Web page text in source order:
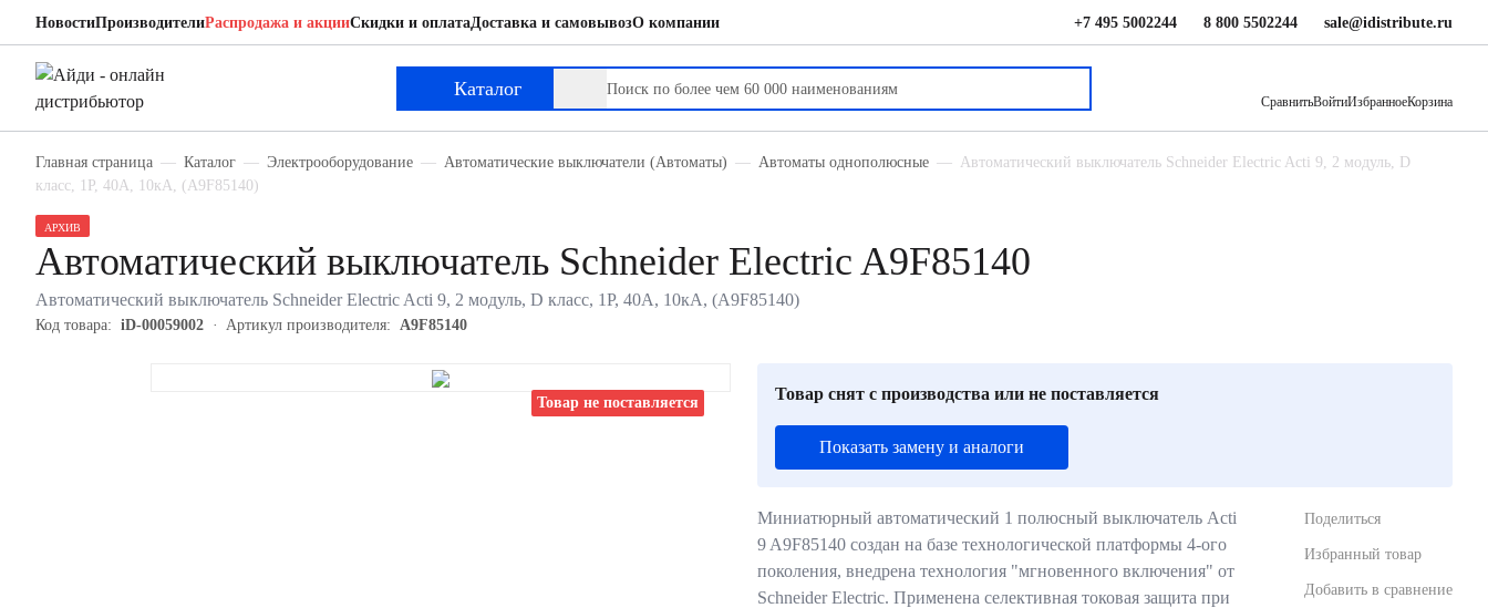
НовостиПроизводителиРаспродажа и акцииСкидки и оплатаДоставка и самовывозО компании +7 495 5002244 8 800 5502244 sale@idistribute.ru
Каталог
СравнитьВойтиИзбранноеКорзина
Главная страница Каталог Электрооборудование Автоматические выключатели (Автоматы) Автоматы однополюсные
Автоматический выключатель Schneider Electric Acti 9, 2 модуль, D
класс, 1P, 40А, 10кА, (A9F85140)
Товар не поставляется
АРХИВ
Автоматический выключатель Schneider Electric A9F85140
Автоматический выключатель Schneider Electric Acti 9, 2 модуль, D класс, 1P, 40А, 10кА, (A9F85140)
Код товара: iD-00059002 Артикул производителя: A9F85140
Товар снят с производства или не поставляется
Показать замену и аналоги
Миниатюрный автоматический 1 полюсный выключатель Acti
9 A9F85140 создан на базе технологической платформы 4-ого
поколения, внедрена технология "мгновенного включения" от
Schneider Electric. Применена селективная токовая защита при
Поделиться
Избранный товар
Добавить в сравнение
Schneider Electric A9F85140
Автоматический выключатель